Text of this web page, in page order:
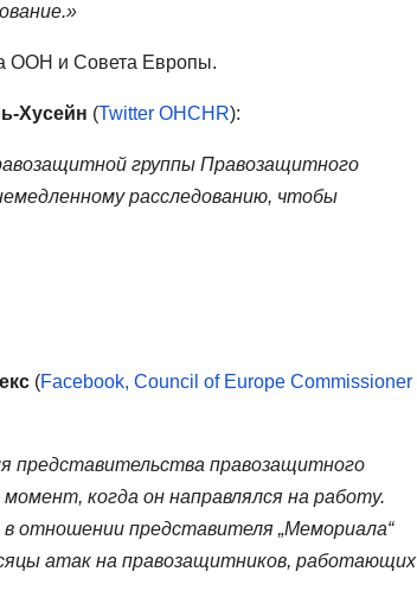
ООН и Совета Европы.
Хусейн (Twitter OHCHR):
группы Правозащитного
расследованию, чтобы
(Facebook, Council of Europe Commissioner
представительства правозащитного
когда он направлялся на работу.
отношении представителя „Мемориала“
атак на правозащитников, работающих